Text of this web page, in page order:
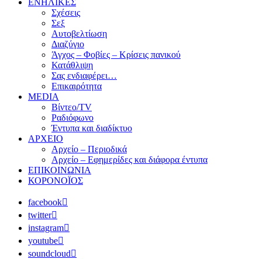
ΕΝΗΛΙΚΕΣ
Σχέσεις
Σεξ
Αυτοβελτίωση
Διαζύγιο
Άγχος – Φοβίες – Κρίσεις πανικού
Κατάθλιψη
Σας ενδιαφέρει…
Επικαιρότητα
MEDIA
Βίντεο/TV
Ραδιόφωνο
Έντυπα και διαδίκτυο
ΑΡΧΕΙΟ
Αρχείο – Περιοδικά
Αρχείο – Εφημερίδες και διάφορα έντυπα
ΕΠΙΚΟΙΝΩΝΙΑ
ΚΟΡΟΝΟΪΟΣ
facebook
twitter
instagram
youtube
soundcloud